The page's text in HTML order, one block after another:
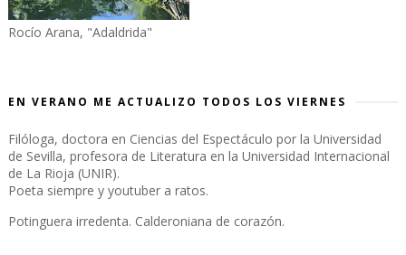
Rocío Arana, "Adaldrida"
EN VERANO ME ACTUALIZO TODOS LOS VIERNES
Filóloga, doctora en Ciencias del Espectáculo por la Universidad
de Sevilla, profesora de Literatura en la Universidad Internacional
de La Rioja (UNIR).
Poeta siempre y youtuber a ratos.
Potinguera irredenta. Calderoniana de corazón.